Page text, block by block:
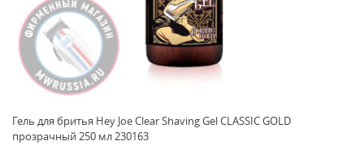
Гель для бритья Hey Joe Clear Shaving Gel CLASSIC GOLD
прозрачный 250 мл 230163